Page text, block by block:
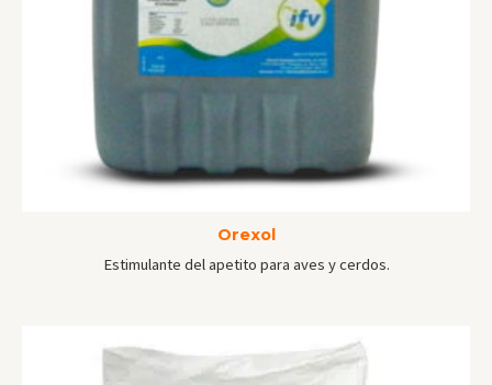
Orexol
Estimulante del apetito para aves y cerdos.